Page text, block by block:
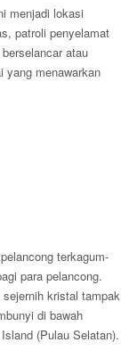
menjadi lokasi
patroli penyelamat
atau
yang menawarkan
terkagum-
para pelancong.
sejernih kristal tampak
di bawah
(Pulau Selatan).